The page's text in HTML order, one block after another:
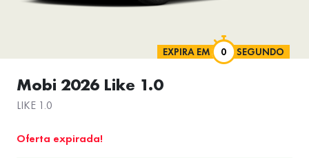
EXPIRA EM SEGUNDO
Mobi 2026 Like 1.0
LIKE 1.0
Oferta expirada!